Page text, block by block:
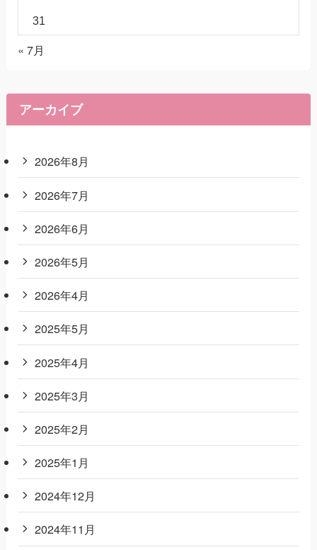
31
« 7月
アーカイブ
2026年8月
2026年7月
2026年6月
2026年5月
2026年4月
2025年5月
2025年4月
2025年3月
2025年2月
2025年1月
2024年12月
2024年11月